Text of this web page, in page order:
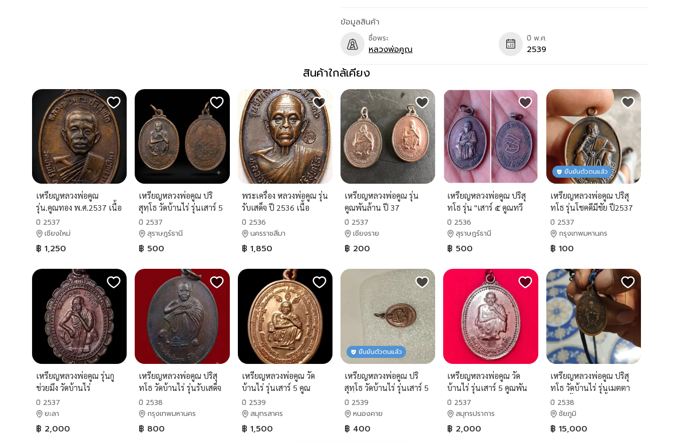
ข้อมูลสินค้า
ชื่อพระ
หลวงพ่อคูณ
ปี พ.ศ.
2539
สินค้าใกล้เคียง
เหรียญหลวงพ่อคูณ
รุ่น.คูณทอง พ.ศ.2537 เนื้อ
ทองแดง ตอกโค๊ด ทอง
ปี 2537
เชียงใหม่
฿ 1,250
เหรียญหลวงพ่อคูณ ปริ
สุทฺโธ วัดบ้านไร่ รุ่นเสาร์ 5
ปี 2537
สุราษฎร์ธานี
฿ 500
พระเครื่อง หลวงพ่อคูณ รุ่น
รับเสด็จ ปี 2536 เนื้อ
ทองแดง
ปี 2536
นครราชสีมา
฿ 1,850
เหรียญหลวงพ่อคูณ รุ่น
คูณพันล้าน ปี 37
ปี 2537
เชียงราย
฿ 200
เหรียญหลวงพ่อคูณ ปริสุ
ทโธ รุ่น "เสาร์ ๕ คูณทวี
เหลือกิน เหลือใช้" ปี
๒๕๓๖
ปี 2536
สุราษฎร์ธานี
฿ 500
ยืนยันตัวตนแล้ว
เหรียญหลวงพ่อคูณ ปริสุ
ทโธ รุ่นโชคดีมีชัย ปี2537
ปี 2537
กรุงเทพมหานคร
฿ 100
เหรียญหลวงพ่อคูณ รุ่นกู
ช่วยมึง วัดบ้านไร่
จ.นครราชสีมา ปี2537
ปี 2537
ยะลา
฿ 2,000
เหรียญหลวงพ่อคูณ ปริสุ
ทโธ วัดบ้านไร่ รุ่นรับเสด็จ
ปี 2538
กรุงเทพมหานคร
฿ 800
เหรียญหลวงพ่อคูณ วัด
บ้านไร่ รุ่นเสาร์ 5 คูณ
ทรัพย์แสนล้าน สร้างปี
2539
ปี 2539
สมุทรสาคร
฿ 1,500
ยืนยันตัวตนแล้ว
เหรียญหลวงพ่อคูณ ปริ
สุทฺโธ วัดบ้านไร่ รุ่นเสาร์ 5
คูณทรัพย์แสนล้าน ปี
2539
ปี 2539
หนองคาย
฿ 400
เหรียญหลวงพ่อคูณ วัด
บ้านไร่ รุ่นเสาร์ 5 คูณพัน
ล้าน ปี2537
ปี 2537
สมุทรปราการ
฿ 2,000
เหรียญหลวงพ่อคูณ ปริสุ
ทโธ วัดบ้านไร่ รุ่นเมตตา
ธรรมค้ำจุนโลก เนื้อ
ทองแดงปี2538
ปี 2538
ชัยภูมิ
฿ 15,000